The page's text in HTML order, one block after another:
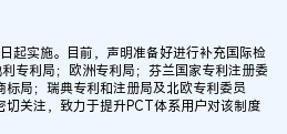
起实施。目前，声明准备好进行补充国际检
专利局；欧洲专利局；芬兰国家专利注册委
局；瑞典专利和注册局及北欧专利委员
关注，致力于提升PCT体系用户对该制度